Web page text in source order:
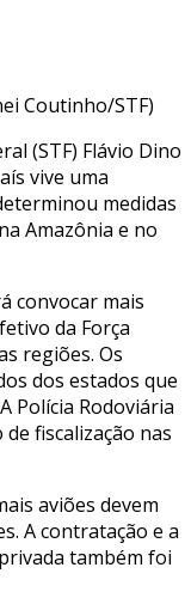
Coutinho/STF)
(STF) Flávio Dino
vive uma
medidas
Amazônia e no
convocar mais
da Força
regiões. Os
dos estados que
Polícia Rodoviária
fiscalização nas
aviões devem
A contratação e a
também foi